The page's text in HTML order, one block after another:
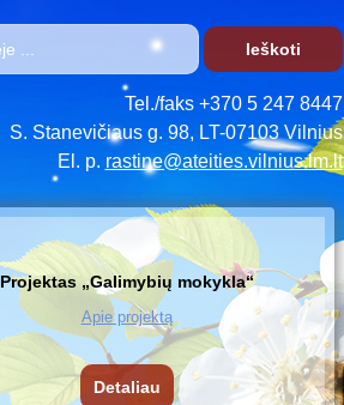
Tel./faks +370 5 247 8447
S. Stanevičiaus g. 98, LT-07103 Vilnius
El. p. rastine@ateities.vilnius.lm.lt
Projektas „Galimybių mokykla“
Apie projektą